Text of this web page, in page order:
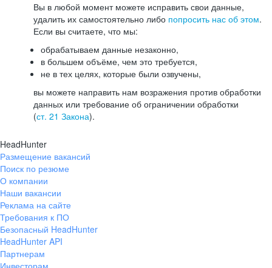
Вы в любой момент можете исправить свои данные,
удалить их самостоятельно либо попросить нас об этом.
Если вы считаете, что мы:
обрабатываем данные незаконно,
в большем объёме, чем это требуется,
не в тех целях, которые были озвучены,
вы можете направить нам возражения против обработки
данных или требование об ограничении обработки
(ст. 21 Закона).
HeadHunter
Размещение вакансий
Поиск по резюме
О компании
Наши вакансии
Реклама на сайте
Требования к ПО
Безопасный HeadHunter
HeadHunter API
Партнерам
Инвесторам